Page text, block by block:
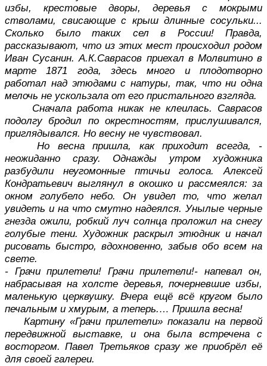
избы, крестовые дворы, деревья с мокрыми
стволами, свисающие с крыш длинные сосульки...
Сколько было таких сел в России! Правда,
рассказывают, что из этих мест происходил родом
Иван Сусанин. А.К.Саврасов приехал в Молвитино в
марте 1871 года, здесь много и плодотворно
работал над этюдами с натуры, так, что ни одна
мелочь не ускользала от его пристального взгляда.
Сначала работа никак не клеилась. Саврасов
подолгу бродил по окрестностям, прислушивался,
приглядывался. Но весну не чувствовал.
Но весна пришла, как приходит всегда, -
неожиданно сразу. Однажды утром художника
разбудили неугомонные птичьи голоса. Алексей
Кондратьевич выглянул в окошко и рассмеялся: за
окном голубело небо. Он увидел то, что желал
увидеть и на что смутно надеялся. Унылые черные
гнезда ожили, робкий луч солнца проложил на снегу
голубые тени. Художник раскрыл этюдник и начал
рисовать быстро, вдохновенно, забыв обо всем на
свете.
- Грачи прилетели! Грачи прилетели!- напевал он,
набрасывая на холсте деревья, почерневшие избы,
маленькую церквушку. Вчера ещё всё кругом было
печальным и хмурым, а теперь.… Пришла весна!
Картину «Грачи прилетели» показали на первой
передвижной выставке, и она была встречена с
восторгом. Павел Третьяков сразу же приобрёл её
для своей галереи.